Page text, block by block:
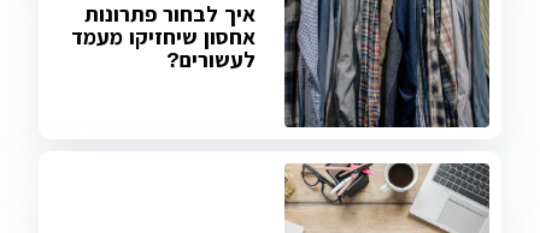
איך לבחור פתרונות
אחסון שיחזיקו מעמד
לעשורים?